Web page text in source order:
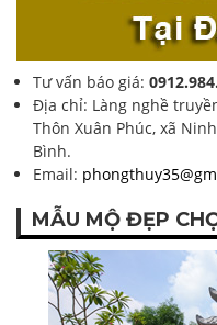
Tư vấn báo giá:
Địa chỉ: Làng nghề
Thôn Xuân Phúc, xã
Bình.
Email:
MẪU MỘ ĐẸP